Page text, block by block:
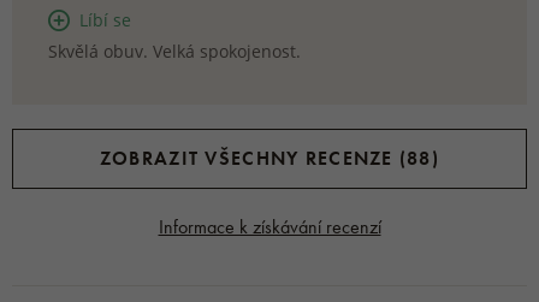
Líbí se
Skvělá obuv. Velká spokojenost.
ZOBRAZIT VŠECHNY RECENZE (88)
Informace k získávání recenzí